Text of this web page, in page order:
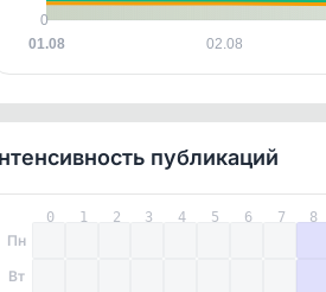
01.08 02.08
0
публикаций
0 1 2 3 4 5 6 7 8
Пн
Вт